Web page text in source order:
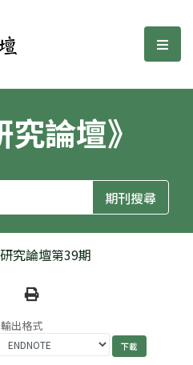
選
究論壇》
究論壇第39期
Print
輸出格式